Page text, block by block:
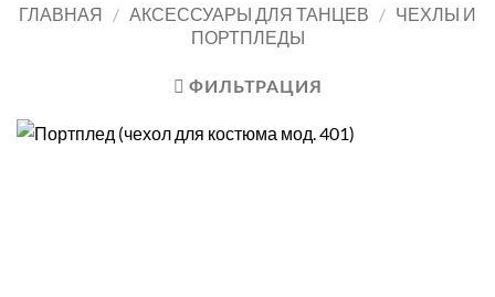
ГЛАВНАЯ / АКСЕССУАРЫ ДЛЯ ТАНЦЕВ / ЧЕХЛЫ И
ПОРТПЛЕДЫ
ФИЛЬТРАЦИЯ